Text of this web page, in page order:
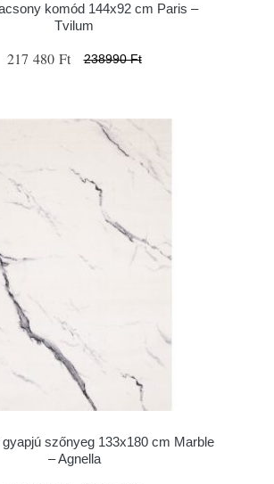
komód 144x92 cm Paris –
Tvilum
217 480 Ft 238990 Ft
szőnyeg 133x180 cm Marble
– Agnella